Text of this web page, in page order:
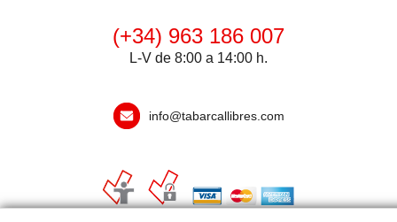
(+34) 963 186 007
L-V de 8:00 a 14:00 h.
info@tabarcallibres.com